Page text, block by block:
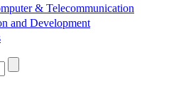
& Telecommunication
and Development